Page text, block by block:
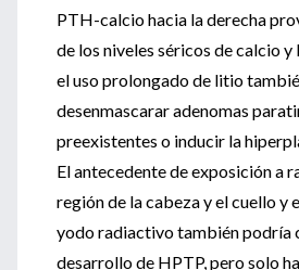
PTH-calcio hacia la derecha
de los niveles séricos de calcio
el uso prolongado de litio
desenmascarar adenomas
preexistentes o inducir la
El antecedente de exposición a
región de la cabeza y el cuello y
yodo radiactivo también podría
desarrollo de HPTP, pero solo